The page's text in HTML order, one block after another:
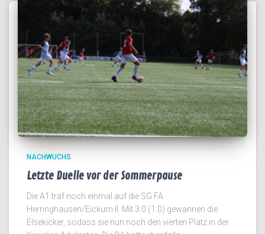
NACHWUCHS
Letzte Duelle vor der Sommerpause
Die A1 traf noch einmal auf die SG FA
Herringhausen/Eickum II. Mit 3:0 (1:0) gewannen die
Elsekicker, sodass sie nun noch den vierten Platz in der